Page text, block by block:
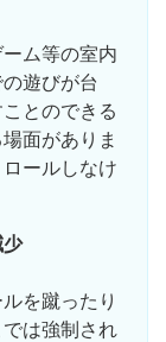
ム等の室内
遊びが台
とのできる
面がありま
ールしなけ
少
を蹴ったり
は強制され